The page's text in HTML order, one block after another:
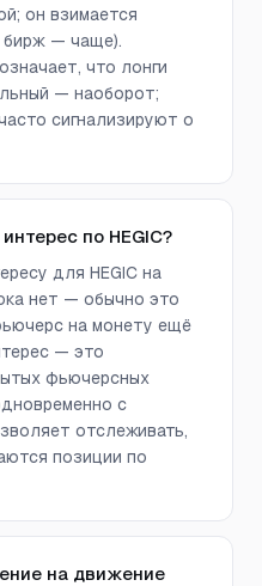
он взимается
бирж — чаще).
что лонги
— наоборот;
сигнализируют о
по HEGIC?
для HEGIC на
нет — обычно это
на монету ещё
— это
фьючерсных
с
отслеживать,
позиции по
на движение